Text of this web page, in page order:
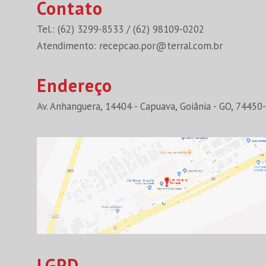
Contato
Tel.: (62) 3299-8533 / (62) 98109-0202
Atendimento: recepcao.por@terral.com.br
Endereço
Av. Anhanguera, 14404 - Capuava, Goiânia - GO,